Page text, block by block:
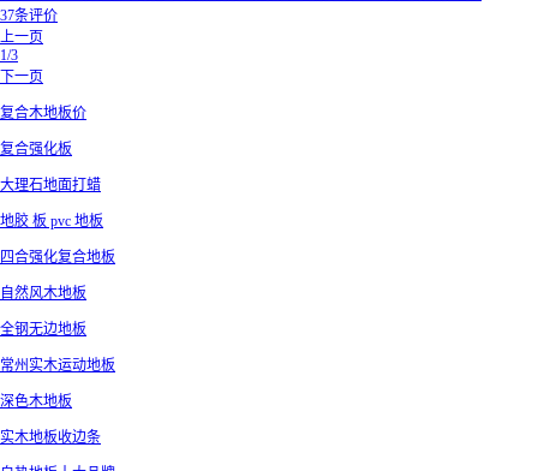
37条评价
上一页
1/3
下一页
复合木地板价
复合强化板
大理石地面打蜡
地胶 板 pvc 地板
四合强化复合地板
自然风木地板
全钢无边地板
常州实木运动地板
深色木地板
实木地板收边条